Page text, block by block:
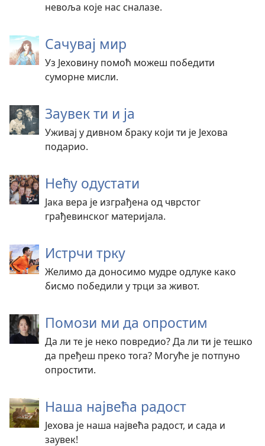
невоља које нас сналазе.
Сачувај мир
Уз Јеховину помоћ можеш победити
суморне мисли.
Заувек ти и ја
Уживај у дивном браку који ти је Јехова
подарио.
Нећу одустати
Јака вера је изграђена од чврстог
грађевинског материјала.
Истрчи трку
Желимо да доносимо мудре одлуке како
бисмо победили у трци за живот.
Помози ми да опростим
Да ли те је неко повредио? Да ли ти је тешко
да пређеш преко тога? Могуће је потпуно
опростити.
Наша највећа радост
Јехова је наша највећа радост, и сада и
заувек!